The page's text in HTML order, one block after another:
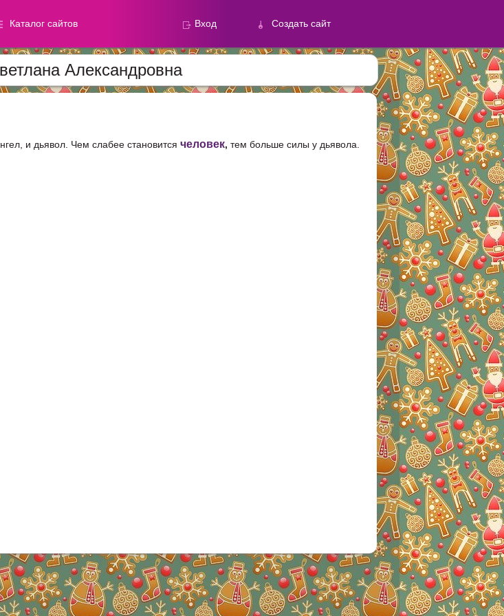
Каталог сайтов Создать сайт
Вход
Галереи
Добавлено — 39050 Создать сайт
Александровна
и дьявол. Чем слабее становится человек, тем больше силы у дьявола.